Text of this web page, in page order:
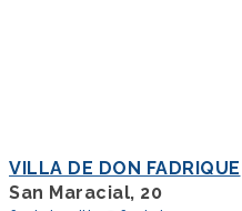
VILLA DE DON FADRIQUE
San Maracial, 20